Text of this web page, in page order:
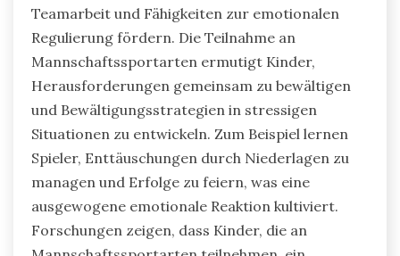
Teamarbeit und Fähigkeiten zur emotionalen
Regulierung fördern. Die Teilnahme an
Mannschaftssportarten ermutigt Kinder,
Herausforderungen gemeinsam zu bewältigen
und Bewältigungsstrategien in stressigen
Situationen zu entwickeln. Zum Beispiel lernen
Spieler, Enttäuschungen durch Niederlagen zu
managen und Erfolge zu feiern, was eine
ausgewogene emotionale Reaktion kultiviert.
Forschungen zeigen, dass Kinder, die an